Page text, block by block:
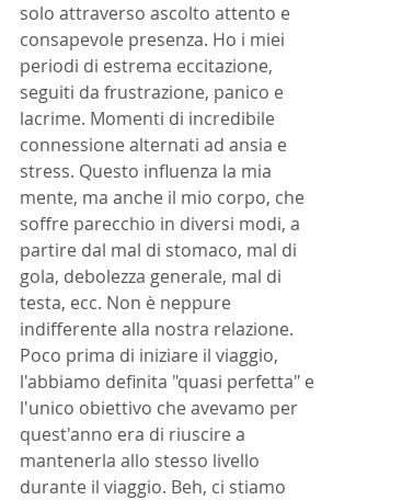
solo attraverso ascolto attento e
consapevole presenza. Ho i miei
periodi di estrema eccitazione,
seguiti da frustrazione, panico e
lacrime. Momenti di incredibile
connessione alternati ad ansia e
stress. Questo influenza la mia
mente, ma anche il mio corpo, che
soffre parecchio in diversi modi, a
partire dal mal di stomaco, mal di
gola, debolezza generale, mal di
testa, ecc. Non è neppure
indifferente alla nostra relazione.
Poco prima di iniziare il viaggio,
l'abbiamo definita "quasi perfetta" e
l'unico obiettivo che avevamo per
quest'anno era di riuscire a
mantenerla allo stesso livello
durante il viaggio. Beh, ci stiamo